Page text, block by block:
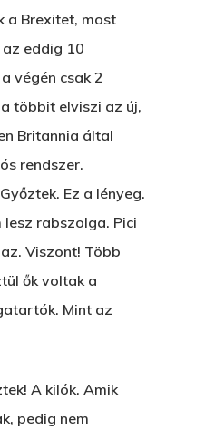
a Brexitet, most
eddig 10
végén csak 2
többit elviszi az új,
Britannia által
rendszer.
Ez a lényeg.
rabszolga. Pici
Viszont! Több
ők voltak a
Mint az
A kilók. Amik
pedig nem
Főoldal
Bolt